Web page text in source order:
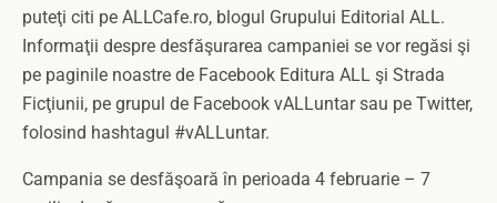
puteţi citi pe ALLCafe.ro, blogul Grupului Editorial ALL.
Informaţii despre desfăşurarea campaniei se vor regăsi şi
pe paginile noastre de Facebook Editura ALL şi Strada
Ficţiunii, pe grupul de Facebook vALLuntar sau pe Twitter,
folosind hashtagul #vALLuntar.
Campania se desfăşoară în perioada 4 februarie – 7